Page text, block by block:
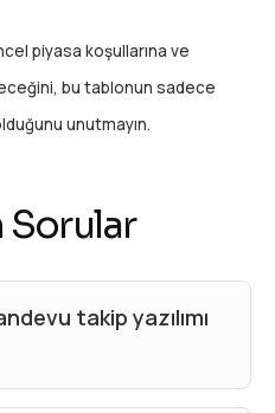
piyasa koşullarına ve
bu tablonun sadece
unutmayın.
Sorular
takip yazılımı